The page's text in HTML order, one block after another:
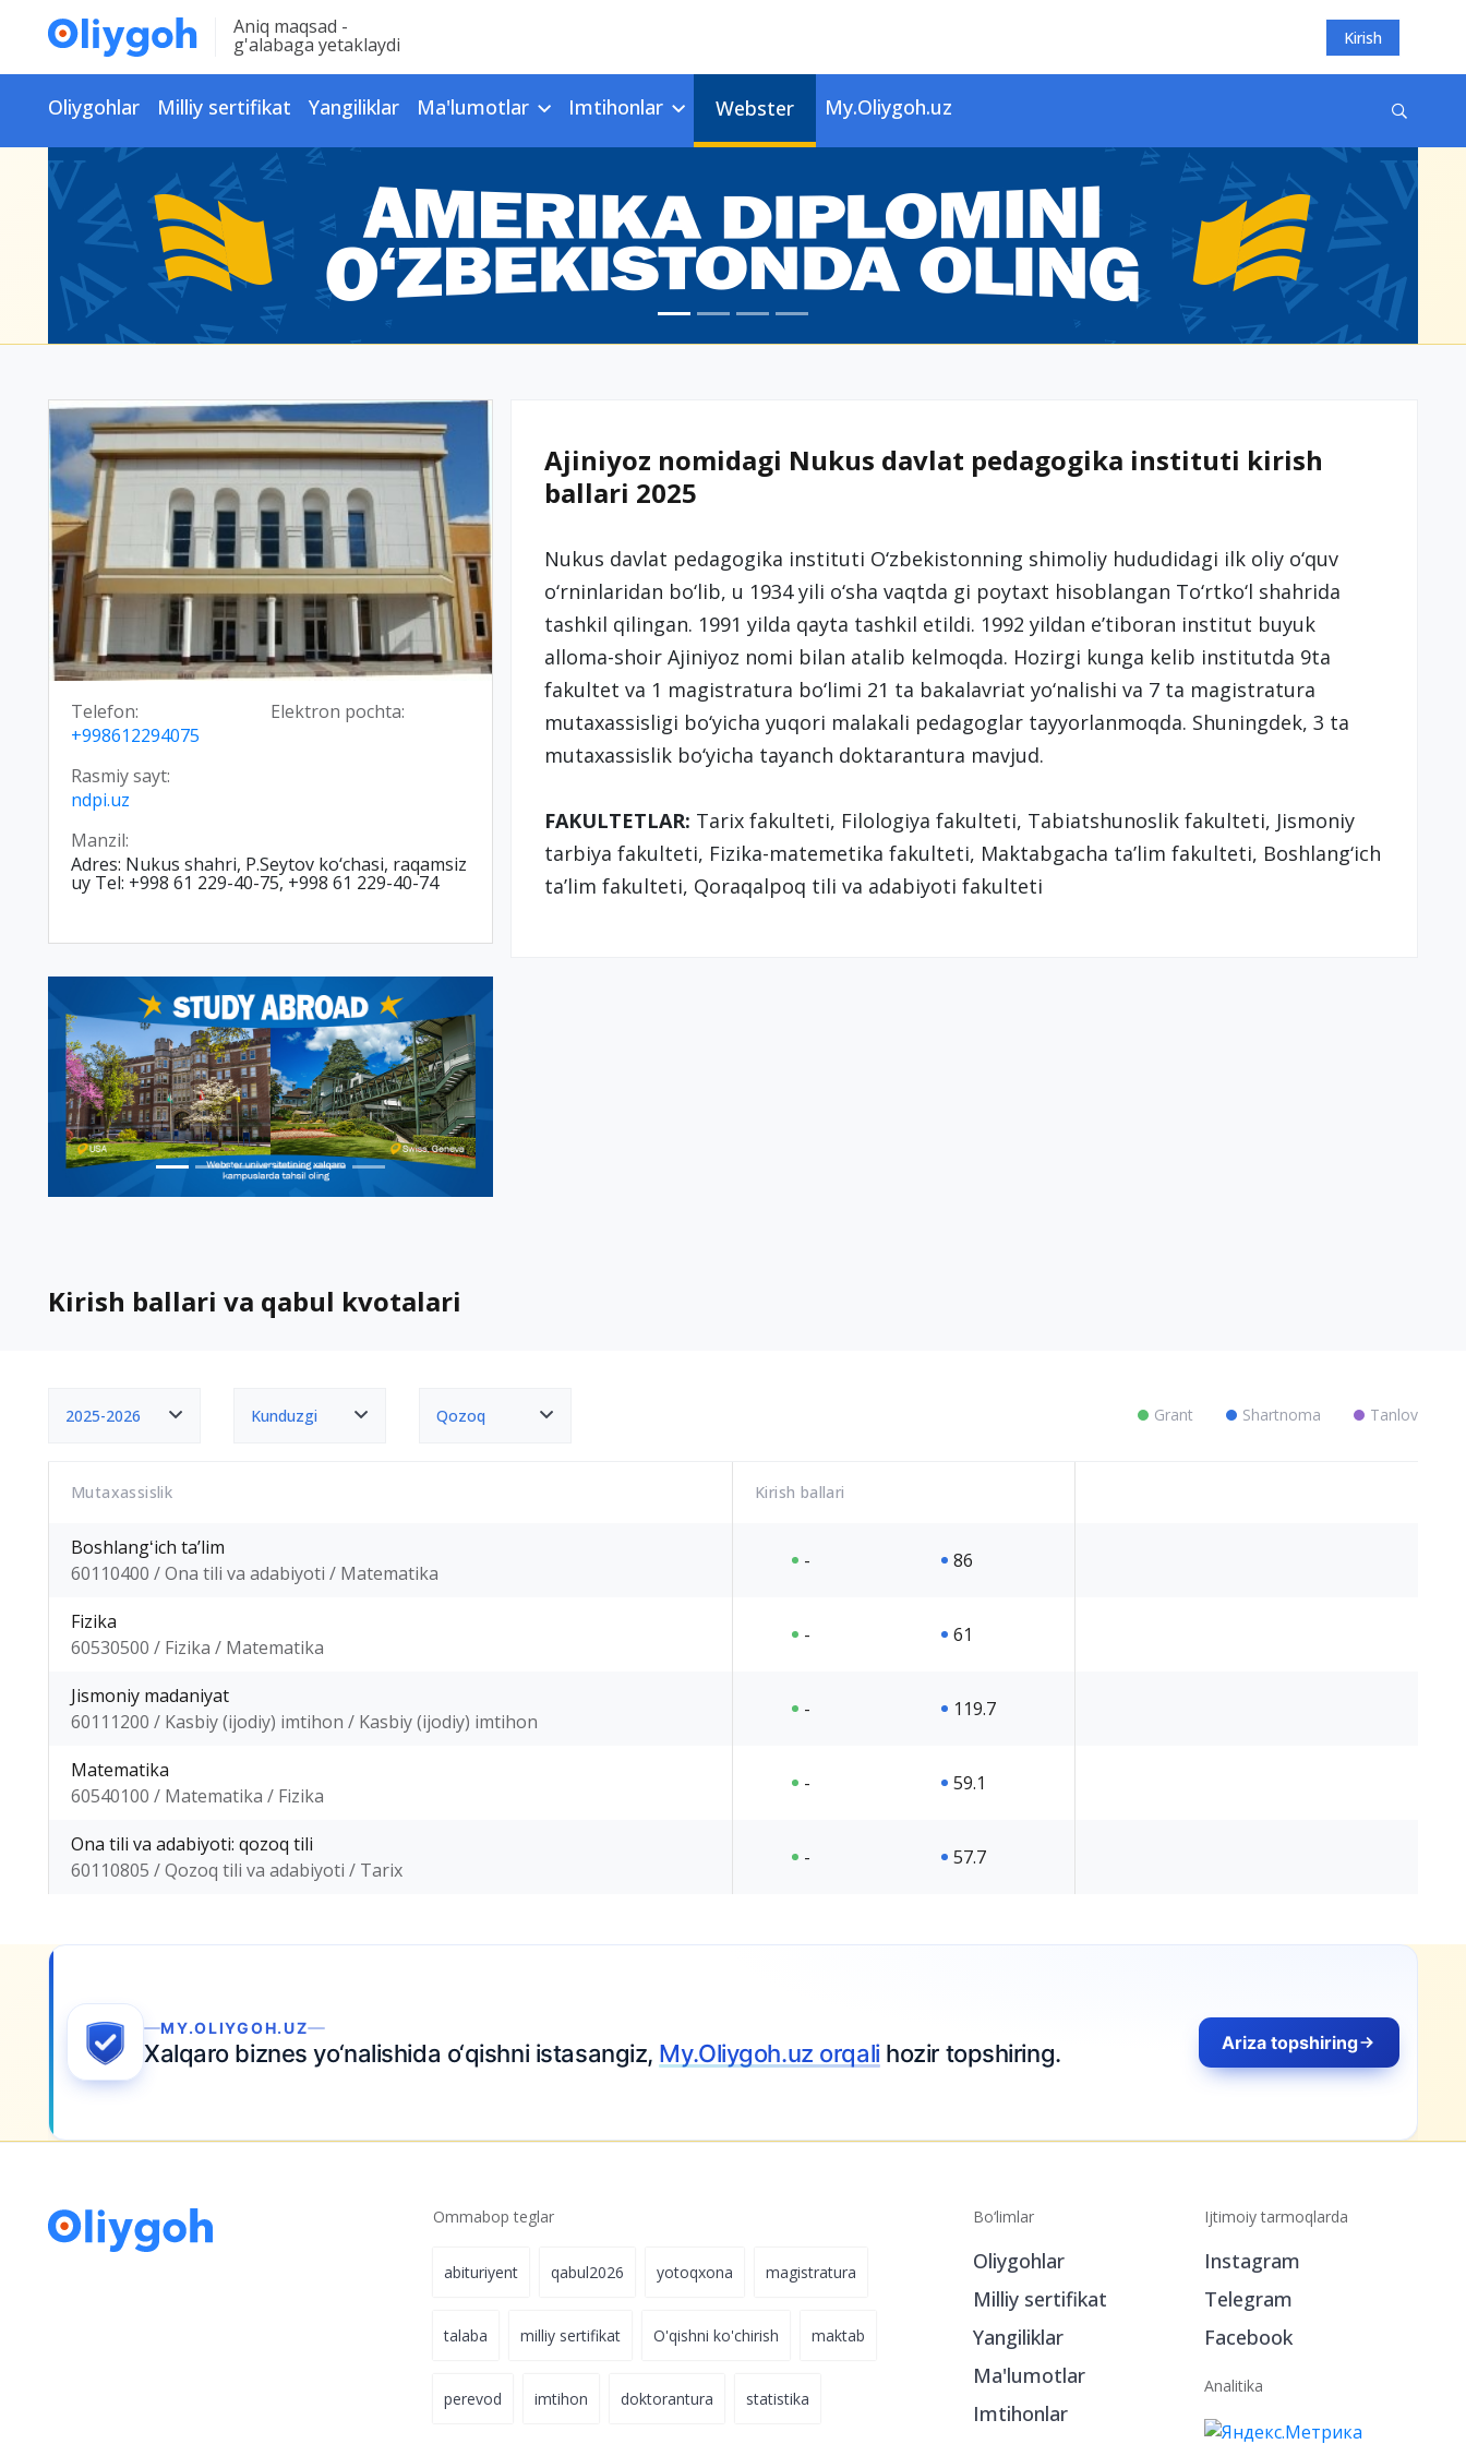
Aniq maqsad -
g'alabaga yetaklaydi Kirish
Oliygohlar Milliy sertifikat Yangiliklar Ma'lumotlar Imtihonlar Webster My.Oliygoh.uz
Telefon:
+998612294075
Elektron pochta:
Rasmiy sayt:
ndpi.uz
Manzil:
Adres: Nukus shahri, P.Seytov ko‘chasi, raqamsiz
uy Tel: +998 61 229-40-75, +998 61 229-40-74
Ajiniyoz nomidagi Nukus davlat pedagogika instituti kirish
ballari 2025
Nukus davlat pedagogika instituti O‘zbekistonning shimoliy hududidagi ilk oliy o‘quv
o‘rninlaridan bo‘lib, u 1934 yili o‘sha vaqtda gi poytaxt hisoblangan To‘rtko‘l shahrida
tashkil qilingan. 1991 yilda qayta tashkil etildi. 1992 yildan e’tiboran institut buyuk
alloma-shoir Ajiniyoz nomi bilan atalib kelmoqda. Hozirgi kunga kelib institutda 9ta
fakultet va 1 magistratura bo‘limi 21 ta bakalavriat yo‘nalishi va 7 ta magistratura
mutaxassisligi bo‘yicha yuqori malakali pedagoglar tayyorlanmoqda. Shuningdek, 3 ta
mutaxassislik bo‘yicha tayanch doktarantura mavjud.
FAKULTETLAR: Tarix fakulteti, Filologiya fakulteti, Tabiatshunoslik fakulteti, Jismoniy
tarbiya fakulteti, Fizika-matemetika fakulteti, Maktabgacha ta’lim fakulteti, Boshlang‘ich
ta’lim fakulteti, Qoraqalpoq tili va adabiyoti fakulteti
Kirish ballari va qabul kvotalari
2025-2026 Kunduzgi Qozoq Grant Shartnoma Tanlov
Mutaxassislik Kirish ballari
Boshlangʻich taʼlim
60110400 / Ona tili va adabiyoti / Matematika
- 86
Fizika
60530500 / Fizika / Matematika
- 61
Jismoniy madaniyat
60111200 / Kasbiy (ijodiy) imtihon / Kasbiy (ijodiy) imtihon
- 119.7
Matematika
60540100 / Matematika / Fizika
- 59.1
Ona tili va adabiyoti: qozoq tili
60110805 / Qozoq tili va adabiyoti / Tarix
- 57.7
MY.OLIYGOH.UZ
Xalqaro biznes yo‘nalishida o‘qishni istasangiz, My.Oliygoh.uz orqali hozir topshiring. Ariza topshiring
Ommabop teglar
abituriyent qabul2026 yotoqxona magistratura
talaba milliy sertifikat O'qishni ko'chirish maktab
perevod imtihon doktorantura statistika
Bo‘limlar
Oliygohlar
Milliy sertifikat
Yangiliklar
Ma'lumotlar
Imtihonlar
Ijtimoiy tarmoqlarda
Instagram
Telegram
Facebook
Analitika